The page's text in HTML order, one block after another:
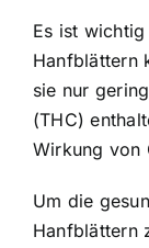
Es ist
Hanfblättern
sie nur
(THC)
Wirkung von
Um die
Hanfblättern